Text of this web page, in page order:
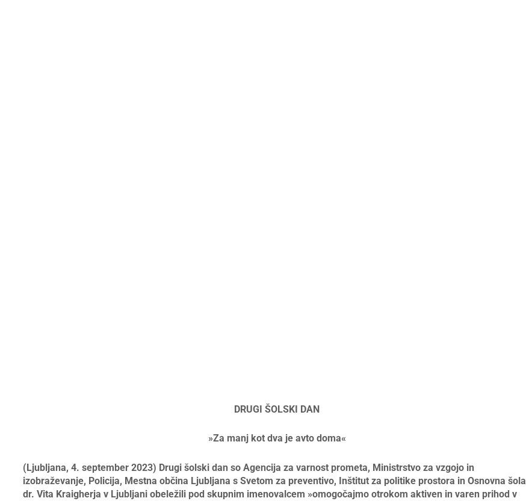
DRUGI ŠOLSKI DAN
»Za manj kot dva je avto doma«
(Ljubljana, 4. september 2023) Drugi šolski dan so Agencija za varnost prometa, Ministrstvo za vzgojo in
izobraževanje, Policija, Mestna občina Ljubljana s Svetom za preventivo, Inštitut za politike prostora in Osnovna šola
dr. Vita Kraigherja v Ljubljani obeležili pod skupnim imenovalcem »omogočajmo otrokom aktiven in varen prihod v